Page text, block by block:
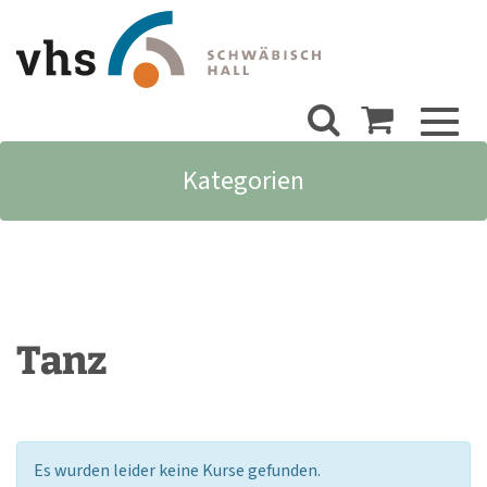
Kategorien
Tanz
Es wurden leider keine Kurse gefunden.